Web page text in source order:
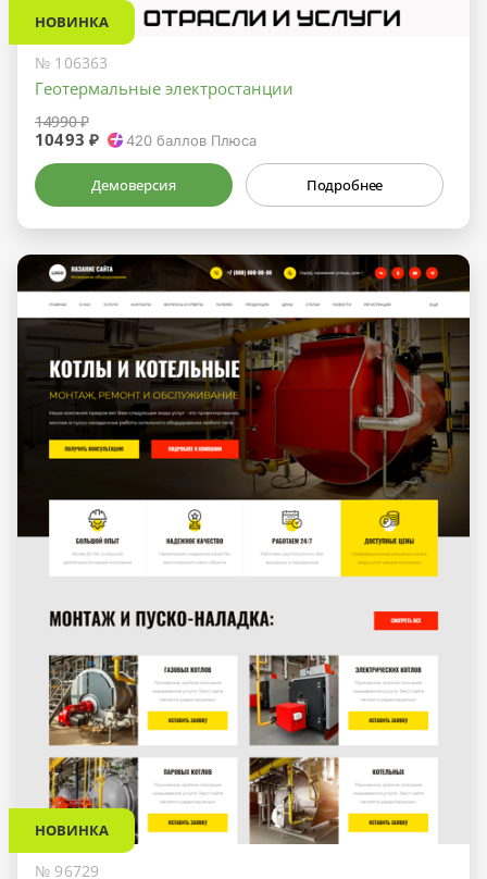
НОВИНКА
№ 106363
Геотермальные электростанции
14990 ₽
10493 ₽ 420 баллов Плюса
Демоверсия Подробнее
НОВИНКА
№ 96729